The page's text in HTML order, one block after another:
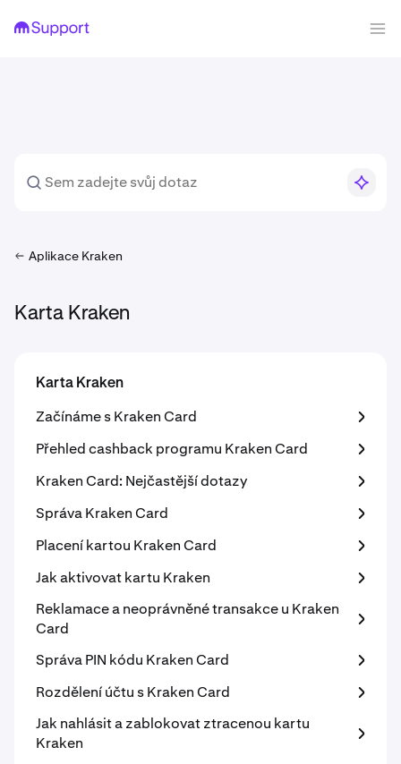
Aplikace Kraken
Karta Kraken
Karta Kraken
Začínáme s Kraken Card
Přehled cashback programu Kraken Card
Kraken Card: Nejčastější dotazy
Správa Kraken Card
Placení kartou Kraken Card
Jak aktivovat kartu Kraken
Reklamace a neoprávněné transakce u Kraken
Card
Správa PIN kódu Kraken Card
Rozdělení účtu s Kraken Card
Jak nahlásit a zablokovat ztracenou kartu
Kraken